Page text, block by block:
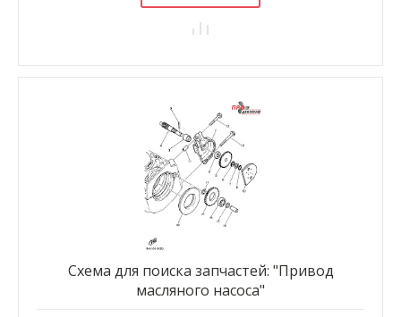
Схема для поиска запчастей: "Привод
масляного насоса"